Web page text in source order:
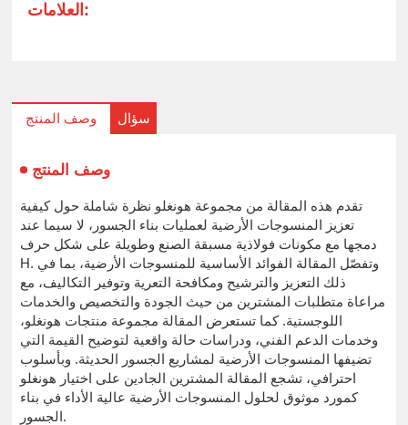
العلامات:
وصف المنتج سؤال
وصف المنتج
تقدم هذه المقالة من مجموعة هونغلو نظرة شاملة حول كيفية
تعزيز المنسوجات الأرضية لعمليات بناء الجسور، لا سيما عند
دمجها مع مكونات فولاذية مسبقة الصنع وطويلة على شكل حرف
H. وتفصّل المقالة الفوائد الأساسية للمنسوجات الأرضية، بما في
ذلك التعزيز والترشيح ومكافحة التعرية وتوفير التكاليف، مع
مراعاة متطلبات المشترين من حيث الجودة والتخصيص والخدمات
اللوجستية. كما تستعرض المقالة مجموعة منتجات هونغلو،
وخدمات الدعم الفني، ودراسات حالة واقعية لتوضيح القيمة التي
تضيفها المنسوجات الأرضية لمشاريع الجسور الحديثة. وبأسلوب
احترافي، تشجع المقالة المشترين الجادين على اختيار هونغلو
كمورد موثوق لحلول المنسوجات الأرضية عالية الأداء في بناء
الجسور.